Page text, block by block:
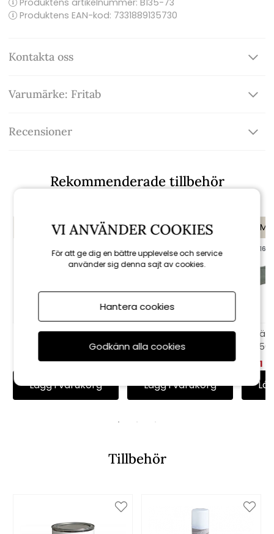
Produktens artikelnummer: B135-73
Produktens EAN-kod: 7331889135730
Kontakta oss
Varumärke: Fritab
Recensioner
Rekommenderade tillbehör
KAMPANJ
Krabi sittdyna
Sunbrella - sooty
539 kr 599 kr
Lägg i varukorg
KAMPANJ
till 16/8
Minivikdyna, flock -
taupe rand
464 kr 515 kr
Lägg i varukorg
till 16/8
1
Tillbehör
VI ANVÄNDER COOKIES
För att ge dig en bättre upplevelse och service
använder sig denna sajt av cookies.
Hantera cookies
Godkänn alla cookies